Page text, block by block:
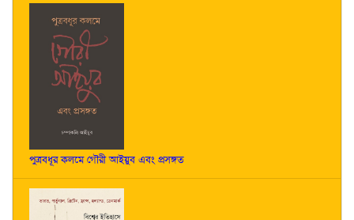
পুত্রবধূর কলমে গৌরী আইয়ুব এবং প্রসঙ্গত